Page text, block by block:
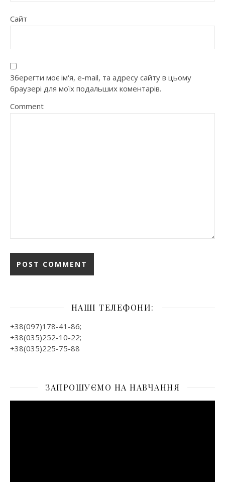
Сайт
Зберегти моє ім'я, e-mail, та адресу сайту в цьому
браузері для моїх подальших коментарів.
Comment
НАШІ ТЕЛЕФОНИ:
+38(097)178-41-86;
+38(035)252-10-22;
+38(035)225-75-88
ЗАПРОШУЄМО НА НАВЧАННЯ
Відеопрогравач